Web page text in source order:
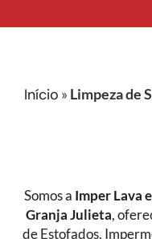
Início » Limpeza de
Somos a Imper Lava
Granja Julieta,
de Estofados,